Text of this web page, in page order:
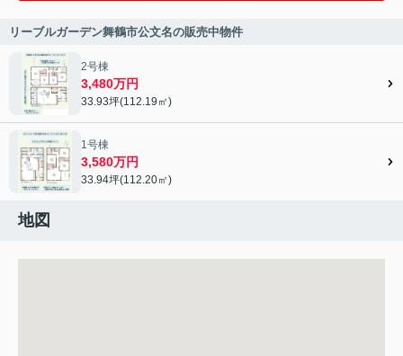
リーブルガーデン舞鶴市公文名の販売中物件
2号棟
3,480万円
33.93坪(112.19㎡)
1号棟
3,580万円
33.94坪(112.20㎡)
地図